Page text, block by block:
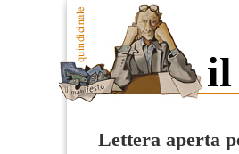
Lettera aperta